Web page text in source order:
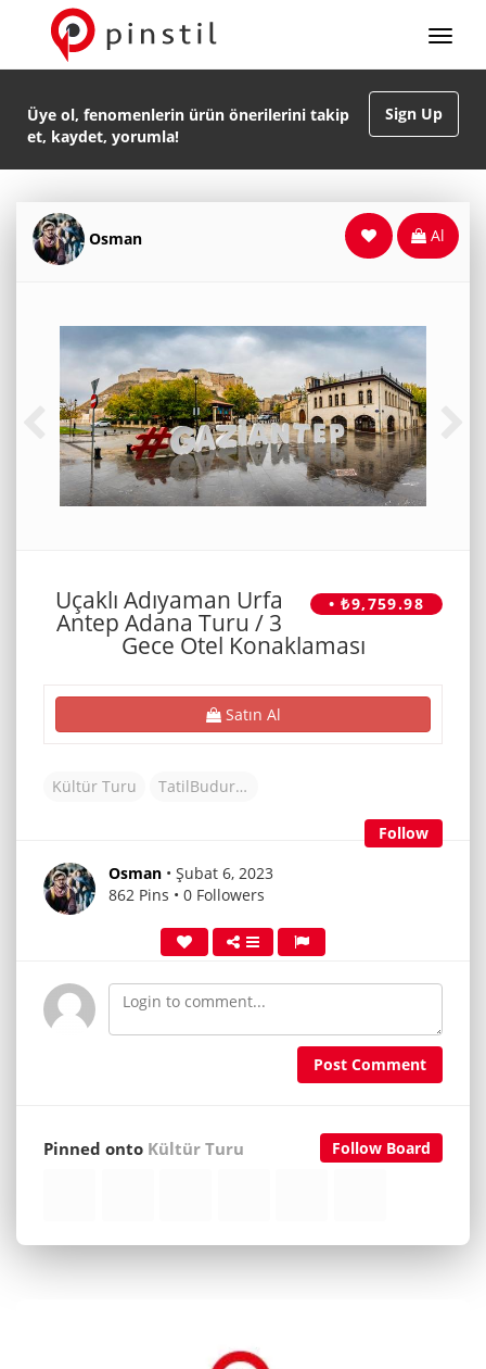
Sign Up
Üye ol, fenomenlerin ürün önerilerini takip
et, kaydet, yorumla!
Osman Al
• ₺9,759.98
Uçaklı Adıyaman Urfa
Antep Adana Turu / 3
Gece Otel Konaklaması
Satın Al
Kültür Turu TatilBudur Tur
Follow
Osman • Şubat 6, 2023
862 Pins • 0 Followers
Post Comment
Follow Board
Pinned onto Kültür Turu